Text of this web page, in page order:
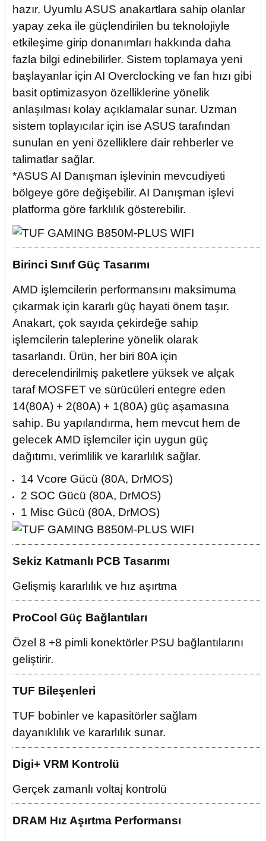
hazır. Uyumlu ASUS anakartlara sahip olanlar
yapay zeka ile güçlendirilen bu teknolojiyle
etkileşime girip donanımları hakkında daha
fazla bilgi edinebilirler. Sistem toplamaya yeni
başlayanlar için AI Overclocking ve fan hızı gibi
basit optimizasyon özelliklerine yönelik
anlaşılması kolay açıklamalar sunar. Uzman
sistem toplayıcılar için ise ASUS tarafından
sunulan en yeni özelliklere dair rehberler ve
talimatlar sağlar.
*ASUS AI Danışman işlevinin mevcudiyeti
bölgeye göre değişebilir. AI Danışman işlevi
platforma göre farklılık gösterebilir.
Birinci Sınıf Güç Tasarımı
AMD işlemcilerin performansını maksimuma
çıkarmak için kararlı güç hayati önem taşır.
Anakart, çok sayıda çekirdeğe sahip
işlemcilerin taleplerine yönelik olarak
tasarlandı. Ürün, her biri 80A için
derecelendirilmiş paketlere yüksek ve alçak
taraf MOSFET ve sürücüleri entegre eden
14(80A) + 2(80A) + 1(80A) güç aşamasına
sahip. Bu yapılandırma, hem mevcut hem de
gelecek AMD işlemciler için uygun güç
dağıtımı, verimlilik ve kararlılık sağlar.
14 Vcore Gücü (80A, DrMOS)
2 SOC Gücü (80A, DrMOS)
1 Misc Gücü (80A, DrMOS)
Sekiz Katmanlı PCB Tasarımı
Gelişmiş kararlılık ve hız aşırtma
ProCool Güç Bağlantıları
Özel 8 +8 pimli konektörler PSU bağlantılarını
geliştirir.
TUF Bileşenleri
TUF bobinler ve kapasitörler sağlam
dayanıklılık ve kararlılık sunar.
Digi+ VRM Kontrolü
Gerçek zamanlı voltaj kontrolü
DRAM Hız Aşırtma Performansı